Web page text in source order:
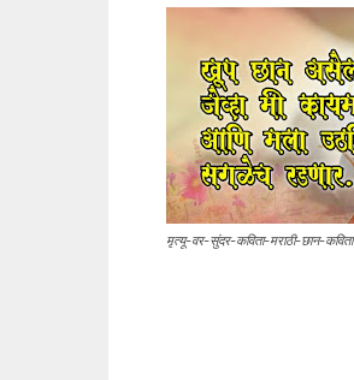
मृत्यू-वर-सुंदर-कविता-मराठी-छान-कविता